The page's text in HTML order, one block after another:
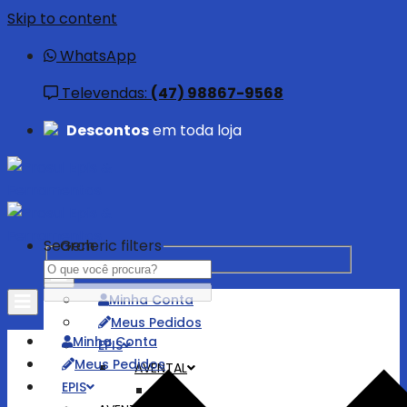
Skip to content
WhatsApp
Televendas: (47) 98867-9568
Descontosem toda loja
Minha Conta
Meus Pedidos
EPIS
AVENTAL
Search
Generic filters
Minha Conta
Meus Pedidos
EPIS